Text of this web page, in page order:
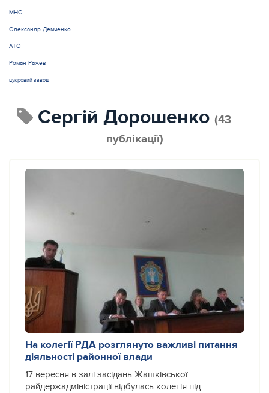
МНС
Олександр Демченко
АТО
Роман Ражев
цукровий завод
Сергій Дорошенко (43
публікації)
На колегії РДА розглянуто важливі питання
діяльності районної влади
17 вересня в залі засідань Жашківської
райдержадміністрації відбулась колегія під